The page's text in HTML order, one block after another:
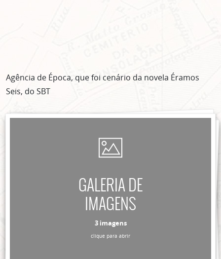
Agência de Época, que foi cenário da novela Éramos
Seis, do SBT
GALERIA DE
IMAGENS
3 imagens
clique para abrir